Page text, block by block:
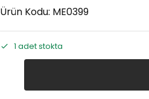
Ürün Kodu: ME0399
1 adet stokta